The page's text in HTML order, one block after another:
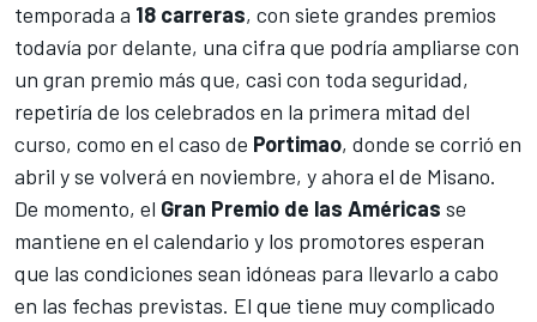
temporada a 18 carreras, con siete grandes premios
todavía por delante, una cifra que podría ampliarse con
un gran premio más que, casi con toda seguridad,
repetiría de los celebrados en la primera mitad del
curso, como en el caso de Portimao, donde se corrió en
abril y se volverá en noviembre, y ahora el de Misano.
De momento, el Gran Premio de las Américas se
mantiene en el calendario y los promotores esperan
que las condiciones sean idóneas para llevarlo a cabo
en las fechas previstas. El que tiene muy complicado